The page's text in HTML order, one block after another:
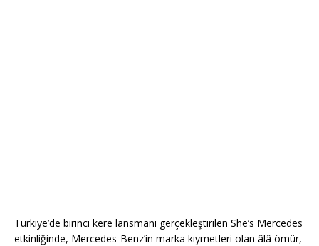
Türkiye’de birinci kere lansmanı gerçekleştirilen She’s Mercedes
etkinliğinde, Mercedes-Benz’in marka kıymetleri olan âlâ ömür,